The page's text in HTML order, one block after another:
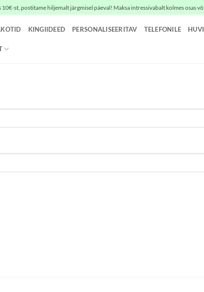
10€-st, postitame hiljemalt järgmisel päeval! Maksa intressivabalt kolmes osas
KINGIIDEED PERSONALISEERITAV TELEFONILE